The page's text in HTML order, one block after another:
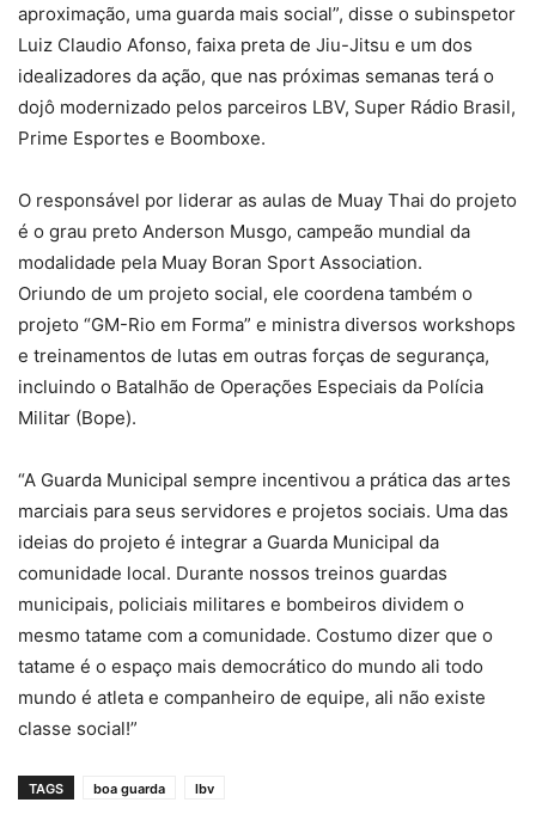
aproximação, uma guarda mais social”, disse o subinspetor
Luiz Claudio Afonso, faixa preta de Jiu-Jitsu e um dos
idealizadores da ação, que nas próximas semanas terá o
dojô modernizado pelos parceiros LBV, Super Rádio Brasil,
Prime Esportes e Boomboxe.
O responsável por liderar as aulas de Muay Thai do projeto
é o grau preto Anderson Musgo, campeão mundial da
modalidade pela Muay Boran Sport Association.
Oriundo de um projeto social, ele coordena também o
projeto “GM-Rio em Forma” e ministra diversos workshops
e treinamentos de lutas em outras forças de segurança,
incluindo o Batalhão de Operações Especiais da Polícia
Militar (Bope).
“A Guarda Municipal sempre incentivou a prática das artes
marciais para seus servidores e projetos sociais. Uma das
ideias do projeto é integrar a Guarda Municipal da
comunidade local. Durante nossos treinos guardas
municipais, policiais militares e bombeiros dividem o
mesmo tatame com a comunidade. Costumo dizer que o
tatame é o espaço mais democrático do mundo ali todo
mundo é atleta e companheiro de equipe, ali não existe
classe social!”
TAGS boa guarda lbv